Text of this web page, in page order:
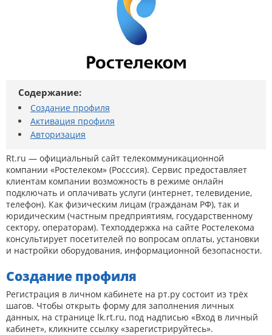
Содержание:
Создание профиля
Активация профиля
Авторизация
Rt.ru — официальный сайт телекоммуникационной
компании «Ростелеком» (Росссия). Сервис предоставляет
клиентам компании возможность в режиме онлайн
подключать и оплачивать услуги (интернет, телевидение,
телефон). Как физическим лицам (гражданам РФ), так и
юридическим (частным предприятиям, государственному
сектору, операторам). Техподдержка на сайте Ростелекома
консультирует посетителей по вопросам оплаты, установки
и настройки оборудования, информационной безопасности.
Создание профиля
Регистрация в личном кабинете на рт.ру состоит из трёх
шагов. Чтобы открыть форму для заполнения личных
данных, на странице lk.rt.ru, под надписью «Вход в личный
кабинет», кликните ссылку «зарегистрируйтесь».